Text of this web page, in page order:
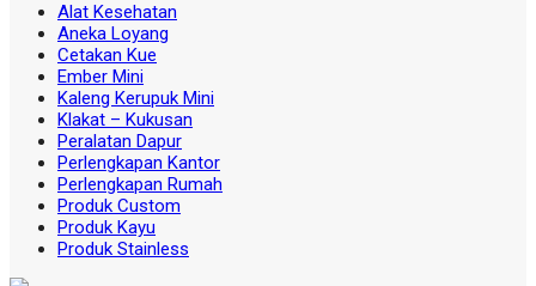
Alat Kesehatan
Aneka Loyang
Cetakan Kue
Ember Mini
Kaleng Kerupuk Mini
Klakat – Kukusan
Peralatan Dapur
Perlengkapan Kantor
Perlengkapan Rumah
Produk Custom
Produk Kayu
Produk Stainless